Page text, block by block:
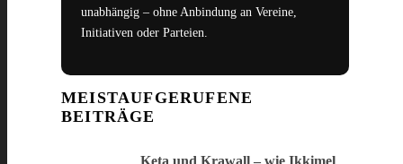
unabhängig – ohne Anbindung an Vereine,
Initiativen oder Parteien.
MEISTAUFGERUFENE
BEITRÄGE
Keta und Krawall – wie Ikkimel